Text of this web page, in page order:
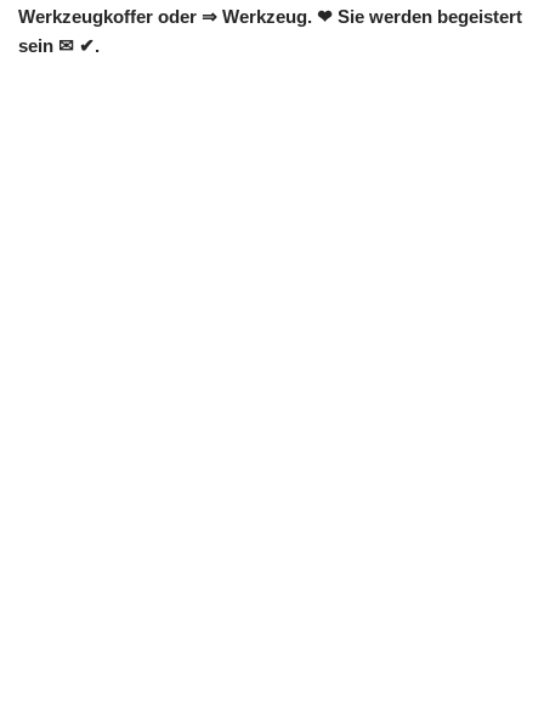
Werkzeugkoffer oder ⇒ Werkzeug. ❤ Sie werden begeistert
sein ✉ ✔.